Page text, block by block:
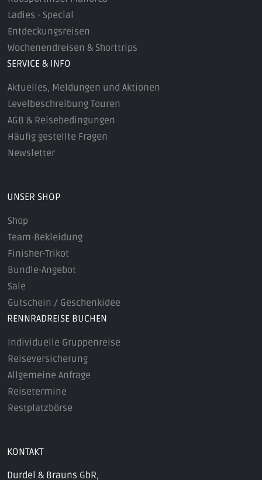
Ladies - Special
Entdeckungsreisen
Wochenendreisen & Shorttrips
SERVICE & INFO
Aktuelles, Meldungen und Aktionen
Levelbeschreibung Touren
AGB & Reisebedingungen
Häufig gestellte Fragen
Newsletter
UNSER SHOP
Shop
Team-Bekleidung
Finisher-Trikot
Bundle-Angebot
Sale
Gutschein / Geschenkidee
RENNRADREISE BUCHEN
Individuelle Gruppenreise
Reiseversicherung
Allgemeine Anfrage
Reisetermine
Restplatzbörse
KONTAKT
Durdel & Brauns GbR,